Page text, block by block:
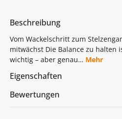
Beschreibung
Vom Wackelschritt zum
mitwächst Die Balance zu halten
wichtig – aber genau… Mehr
Eigenschaften
Bewertungen